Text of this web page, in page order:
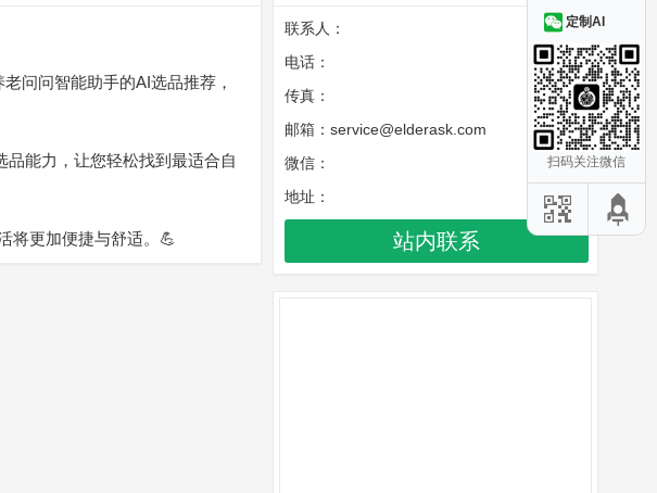
问问智能助手的AI选品推荐，
能力，让您轻松找到最适合自
将更加便捷与舒适。💪
联系人：
电话：
传真：
邮箱：service@elderask.com
微信：
地址：
站内联系
定制AI
扫码关注微信